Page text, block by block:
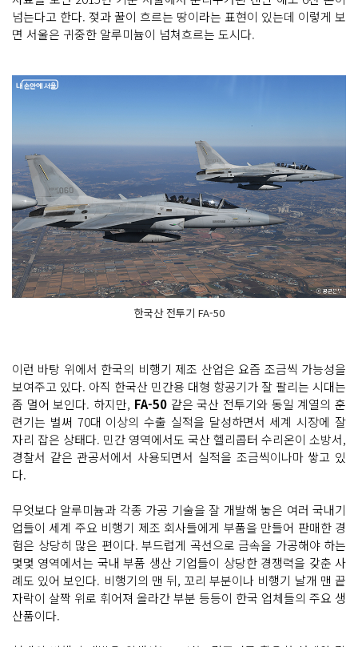
넘는다고 한다. 젖과 꿀이 흐르는 땅이라는 표현이 있는데 이렇게 보
면 서울은 귀중한 알루미늄이 넘쳐흐르는 도시다.
한국산 전투기 FA-50
이런 바탕 위에서 한국의 비행기 제조 산업은 요즘 조금씩 가능성을
보여주고 있다. 아직 한국산 민간용 대형 항공기가 잘 팔리는 시대는
좀 멀어 보인다. 하지만, FA-50같은 국산 전투기와 동일 계열의 훈
련기는 벌써 70대 이상의 수출 실적을 달성하면서 세계 시장에 잘
자리 잡은 상태다. 민간 영역에서도 국산 헬리콥터 수리온이 소방서,
경찰서 같은 관공서에서 사용되면서 실적을 조금씩이나마 쌓고 있
다.
무엇보다 알루미늄과 각종 가공 기술을 잘 개발해 놓은 여러 국내기
업들이 세계 주요 비행기 제조 회사들에게 부품을 만들어 판매한 경
험은 상당히 많은 편이다. 부드럽게 곡선으로 금속을 가공해야 하는
몇몇 영역에서는 국내 부품 생산 기업들이 상당한 경쟁력을 갖춘 사
례도 있어 보인다. 비행기의 맨 뒤, 꼬리 부분이나 비행기 날개 맨 끝
자락이 살짝 위로 휘어져 올라간 부분 등등이 한국 업체들의 주요 생
산품이다.